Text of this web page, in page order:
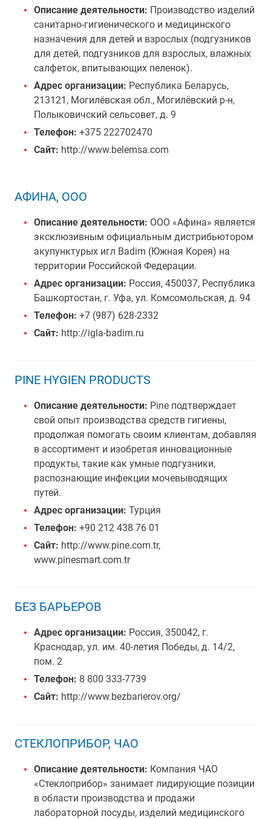
Описание деятельности: Производство изделий
санитарно-гигиенического и медицинского
назначения для детей и взрослых (подгузников
для детей, подгузников для взрослых, влажных
салфеток, впитывающих пеленок).
Адрес организации: Республика Беларусь,
213121, Могилёвская обл., Могилёвский р-н,
Полыковичский сельсовет, д. 9
Телефон: +375 222702470
Сайт: http://www.belemsa.com
АФИНА, ООО
Описание деятельности: ООО «Афина» является
эксклюзивным официальным дистрибьютором
акупунктурых игл Badim (Южная Корея) на
территории Российской Федерации.
Адрес организации: Россия, 450037, Республика
Башкортостан, г. Уфа, ул. Комсомольская, д. 94
Телефон: +7 (987) 628-2332
Сайт: http://igla-badim.ru
PINE HYGIEN PRODUCTS
Описание деятельности: Pine подтверждает
свой опыт производства средств гигиены,
продолжая помогать своим клиентам, добавляя
в ассортимент и изобретая инновационные
продукты, такие как умные подгузники,
распознающие инфекции мочевыводящих
путей.
Адрес организации: Турция
Телефон: +90 212 438 76 01
Сайт: http://www.pine.com.tr,
www.pinesmart.com.tr
БЕЗ БАРЬЕРОВ
Адрес организации: Россия, 350042, г.
Краснодар, ул. им. 40-летия Победы, д. 14/2,
пом. 2
Телефон: 8 800 333-7739
Сайт: http://www.bezbarierov.org/
СТЕКЛОПРИБОР, ЧАО
Описание деятельности: Компания ЧАО
«Стеклоприбор» занимает лидирующие позиции
в области производства и продажи
лабораторной посуды, изделий медицинского